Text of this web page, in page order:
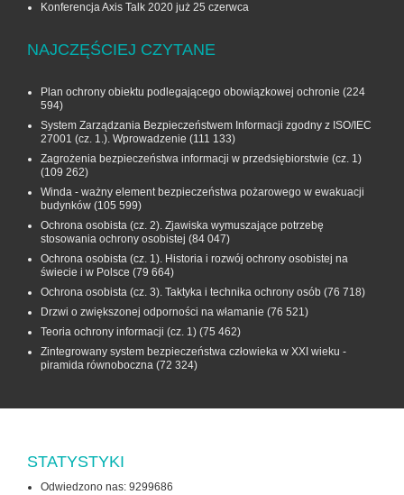
Konferencja Axis Talk 2020 już 25 czerwca
NAJCZĘŚCIEJ CZYTANE
Plan ochrony obiektu podlegającego obowiązkowej ochronie (224
594)
System Zarządzania Bezpieczeństwem Informacji zgodny z ISO/IEC
27001 (cz. 1.). Wprowadzenie (111 133)
Zagrożenia bezpieczeństwa informacji w przedsiębiorstwie (cz. 1)
(109 262)
Winda - ważny element bezpieczeństwa pożarowego w ewakuacji
budynków (105 599)
Ochrona osobista (cz. 2). Zjawiska wymuszające potrzebę
stosowania ochrony osobistej (84 047)
Ochrona osobista (cz. 1). Historia i rozwój ochrony osobistej na
świecie i w Polsce (79 664)
Ochrona osobista (cz. 3). Taktyka i technika ochrony osób (76 718)
Drzwi o zwiększonej odporności na włamanie (76 521)
Teoria ochrony informacji (cz. 1) (75 462)
Zintegrowany system bezpieczeństwa człowieka w XXI wieku -
piramida równoboczna (72 324)
STATYSTYKI
Odwiedzono nas: 9299686